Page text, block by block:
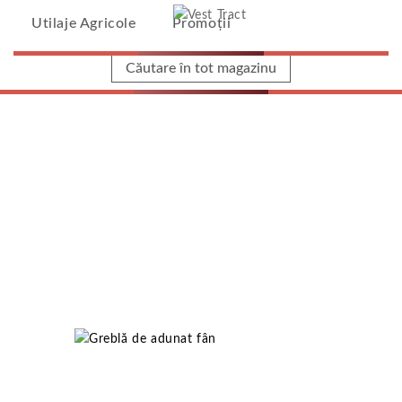
Utilaje Agricole Promoții